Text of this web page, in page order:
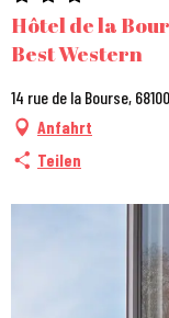
Hôtel de la
Best Western
14 rue de la Bourse,
Anfahrt
Teilen